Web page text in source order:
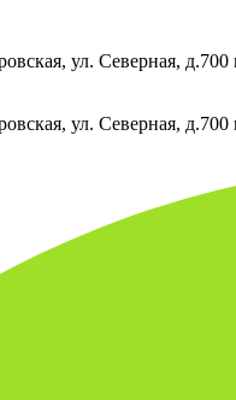
ул. Северная, д.700
ул. Северная, д.700